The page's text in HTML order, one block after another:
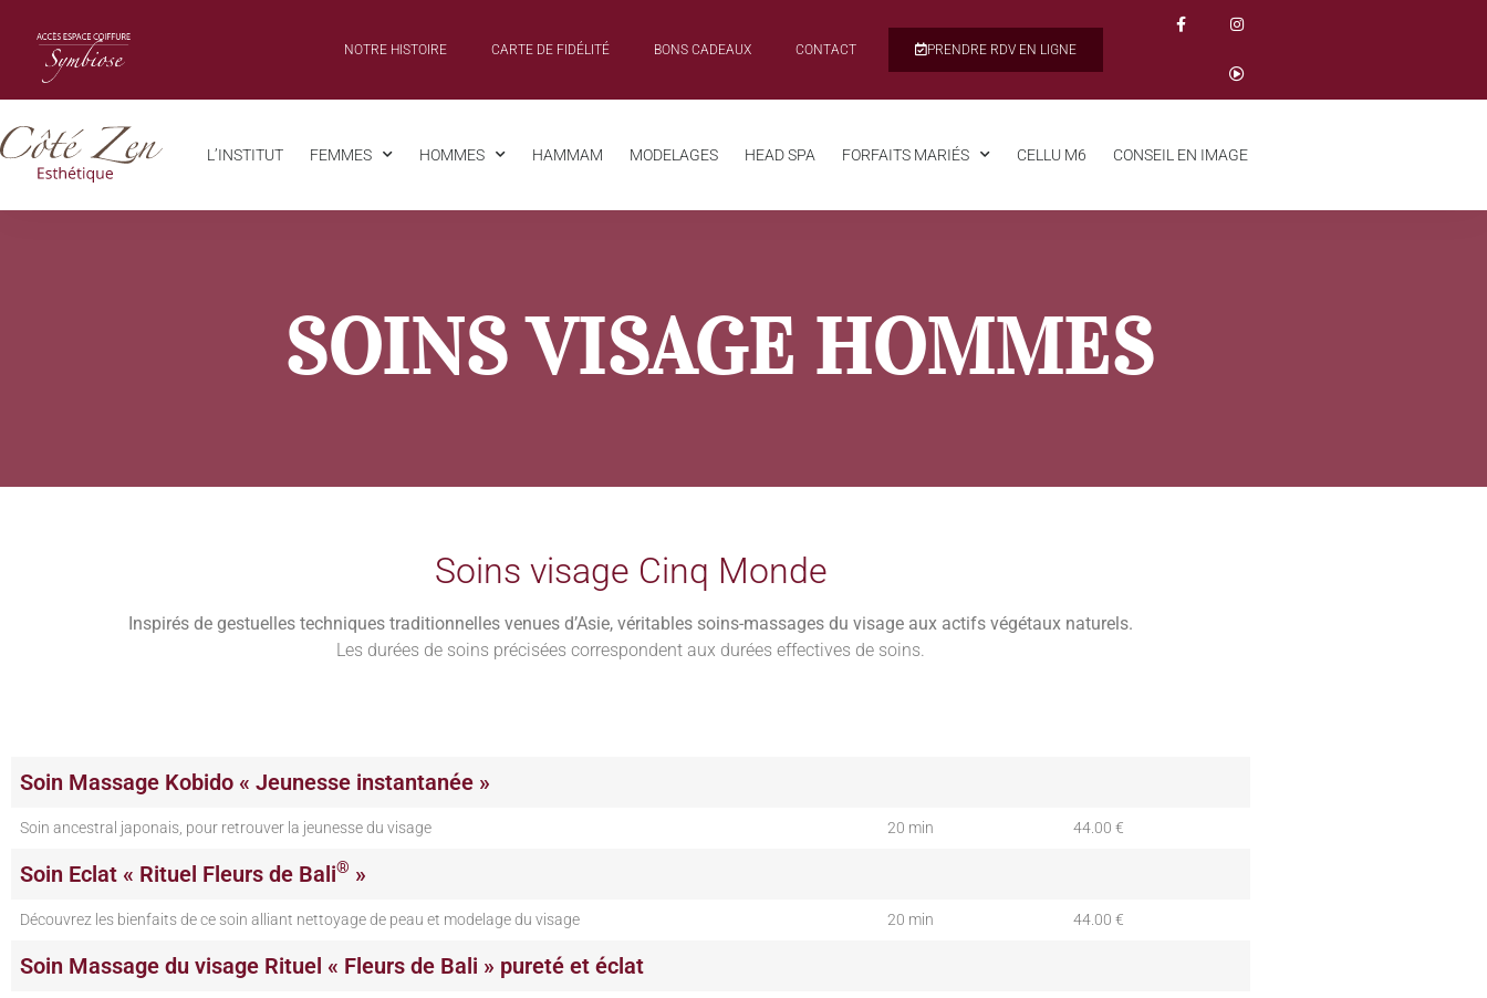
NOTRE HISTOIRE CARTE DE FIDÉLITÉ BONS CADEAUX CONTACT PRENDRE RDV EN LIGNE
L’INSTITUT FEMMES HOMMES HAMMAM MODELAGES HEAD SPA FORFAITS MARIÉS CELLU M6 CONSEIL EN IMAGE
SOINS VISAGE HOMMES
Soins visage Cinq Monde
Inspirés de gestuelles techniques traditionnelles venues d’Asie, véritables soins-massages du visage aux actifs végétaux naturels.
Les durées de soins précisées correspondent aux durées effectives de soins.
Soin Massage Kobido « Jeunesse instantanée »
Soin ancestral japonais, pour retrouver la jeunesse du visage 20 min 44.00 €
Soin Eclat « Rituel Fleurs de Bali® »
Découvrez les bienfaits de ce soin alliant nettoyage de peau et modelage du visage 20 min 44.00 €
Soin Massage du visage Rituel « Fleurs de Bali » pureté et éclat